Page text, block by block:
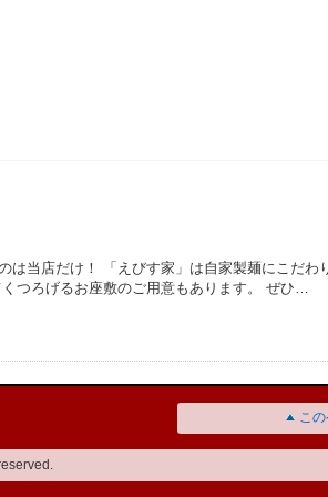
は当店だけ！ 「えびす家」は自家製麺にこだわ
つろげるお座敷のご用意もあります。 ぜひ…
こ